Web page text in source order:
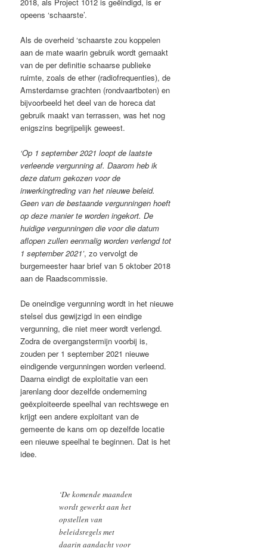
opeens ‘schaarste’.
Als de overheid ‘schaarste zou koppelen
aan de mate waarin gebruik wordt gemaakt
van de per definitie schaarse publieke
ruimte, zoals de ether (radiofrequenties), de
Amsterdamse grachten (rondvaartboten) en
bijvoorbeeld het deel van de horeca dat
gebruik maakt van terrassen, was het nog
enigszins begrijpelijk geweest.
‘Op 1 september 2021 loopt de laatste
verleende vergunning af. Daarom heb ik
deze datum gekozen voor de
inwerkingtreding van het nieuwe beleid.
Geen van de bestaande vergunningen hoeft
op deze manier te worden ingekort. De
huidige vergunningen die voor die datum
aflopen zullen eenmalig worden verlengd tot
1 september 2021’, zo vervolgt de
burgemeester haar brief van 5 oktober 2018
aan de Raadscommissie.
De oneindige vergunning wordt in het nieuwe
stelsel dus gewijzigd in een eindige
vergunning, die niet meer wordt verlengd.
Zodra de overgangstermijn voorbij is,
zouden per 1 september 2021 nieuwe
eindigende vergunningen worden verleend.
Daarna eindigt de exploitatie van een
jarenlang door dezelfde onderneming
geëxploiteerde speelhal van rechtswege en
krijgt een andere exploitant van de
gemeente de kans om op dezelfde locatie
een nieuwe speelhal te beginnen. Dat is het
idee.
‘De komende maanden
wordt gewerkt aan het
opstellen van
beleidsregels met
daarin aandacht voor